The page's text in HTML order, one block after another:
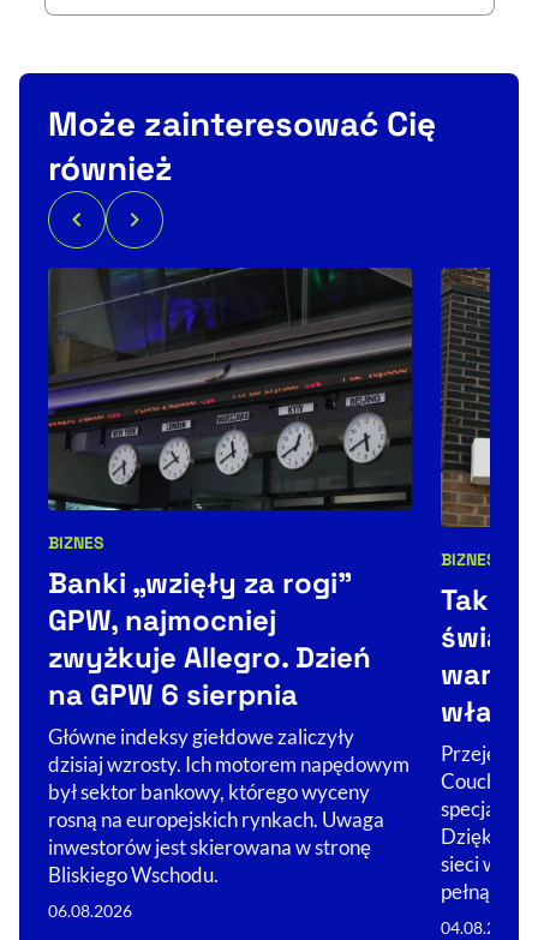
Może zainteresować Cię
również
Kategorie artykułu:
BIZNES
Banki „wzięły za rogi"
GPW, najmocniej
zwyżkuje Allegro. Dzień
na GPW 6 sierpnia
Główne indeksy giełdowe zaliczyły
dzisiaj wzrosty. Ich motorem napędowym
był sektor bankowy, którego wyceny
rosną na europejskich rynkach. Uwaga
inwestorów jest skierowana w stronę
Bliskiego Wschodu.
06.08.2026
BIZNES
Tak
świat.
warto
Przejęcie
Couche-
Dzięki nim
sieci w
pełną…
04.08.2026